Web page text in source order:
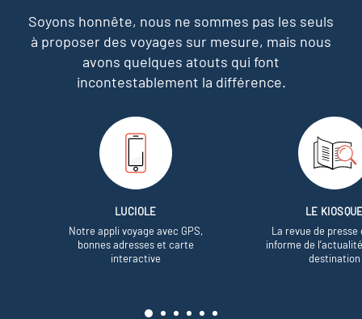
Soyons honnête, nous ne sommes pas les seuls
à proposer des voyages sur mesure, mais nous
avons quelques atouts qui font
incontestablement la différence.
LUCIOLE
Notre appli voyage avec GPS,
bonnes adresses et carte
interactive
LE
La revue de presse
informe de
destination